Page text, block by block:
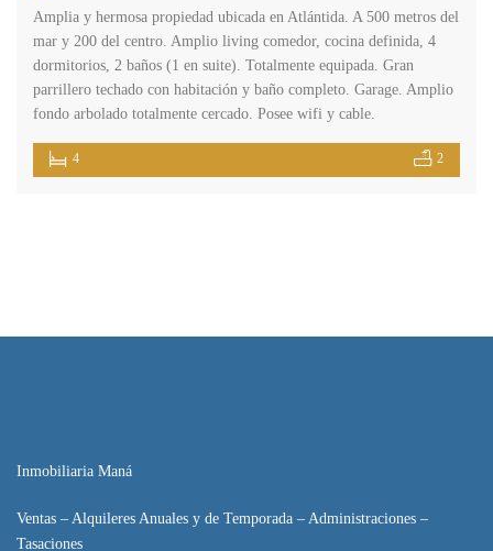
Amplia y hermosa propiedad ubicada en Atlántida. A 500 metros del
mar y 200 del centro. Amplio living comedor, cocina definida, 4
dormitorios, 2 baños (1 en suite). Totalmente equipada. Gran
parrillero techado con habitación y baño completo. Garage. Amplio
fondo arbolado totalmente cercado. Posee wifi y cable.
4 2
Inmobiliaria Maná
Ventas – Alquileres Anuales y de Temporada – Administraciones –
Tasaciones